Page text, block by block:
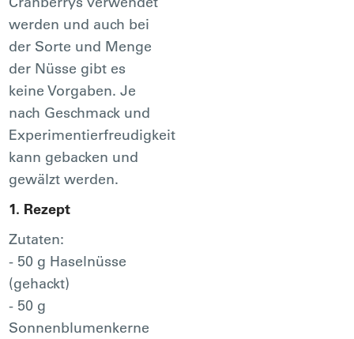
werden und auch bei
der Sorte und Menge
der Nüsse gibt es
keine Vorgaben. Je
nach Geschmack und
Experimentierfreudigkeit
kann gebacken und
gewälzt werden.
1. Rezept
Zutaten:
- 50 g Haselnüsse
(gehackt)
- 50 g
Sonnenblumenkerne